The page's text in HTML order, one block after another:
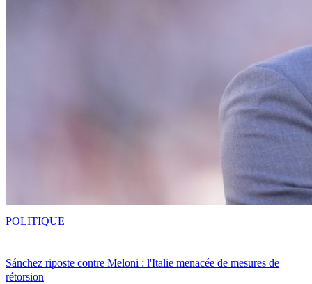
Sánchez riposte contre Meloni : l'Italie menacée de mesures de
rétorsion
POLITIQUE